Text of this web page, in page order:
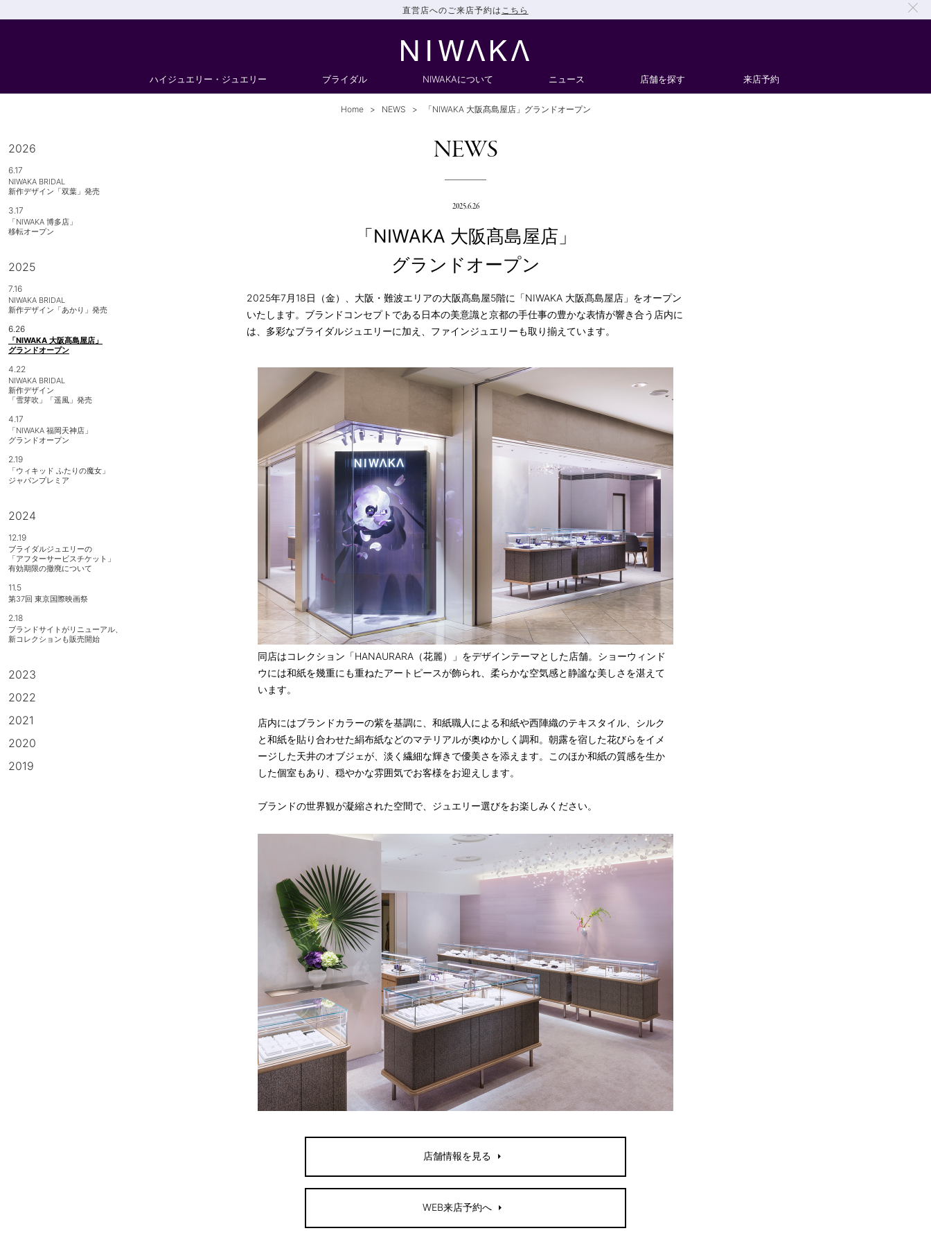
直営店へのご来店予約は こちら
ハイジュエリー・ジュエリー ブライダル NIWAKAについて ニュース 店舗を探す 来店予約
Home NEWS 「NIWAKA 大阪髙島屋店」グランドオープン
NEWS
2025.6.26
「NIWAKA 大阪髙島屋店」
グランドオープン
2025年7月18日（金）、大阪・難波エリアの大阪髙島屋5階に「NIWAKA 大阪髙島屋店」をオープン
いたします。ブランドコンセプトである日本の美意識と京都の手仕事の豊かな表情が響き合う店内に
は、多彩なブライダルジュエリーに加え、ファインジュエリーも取り揃えています。
同店はコレクション「HANAURARA（花麗）」をデザインテーマとした店舗。ショーウィンド
ウには和紙を幾重にも重ねたアートピースが飾られ、柔らかな空気感と静謐な美しさを湛えて
います。
店内にはブランドカラーの紫を基調に、和紙職人による和紙や西陣織のテキスタイル、シルク
と和紙を貼り合わせた絹布紙などのマテリアルが奥ゆかしく調和。朝露を宿した花びらをイメ
ージした天井のオブジェが、淡く繊細な輝きで優美さを添えます。このほか和紙の質感を生か
した個室もあり、穏やかな雰囲気でお客様をお迎えします。
ブランドの世界観が凝縮された空間で、ジュエリー選びをお楽しみください。
店舗情報を見る
WEB来店予約へ
2026
6.17
NIWAKA BRIDAL
新作デザイン「双葉」発売
3.17
「NIWAKA 博多店」
移転オープン
2025
7.16
NIWAKA BRIDAL
新作デザイン「あかり」発売
6.26
「NIWAKA 大阪髙島屋店」
グランドオープン
4.22
NIWAKA BRIDAL
新作デザイン
「雪芽吹」「遥風」発売
4.17
「NIWAKA 福岡天神店」
グランドオープン
2.19
「ウィキッド ふたりの魔女」
ジャパンプレミア
2024
12.19
ブライダルジュエリーの
「アフターサービスチケット」
有効期限の撤廃について
11.5
第37回 東京国際映画祭
2.18
ブランドサイトがリニューアル、
新コレクションも販売開始
2023
2022
2021
2020
2019